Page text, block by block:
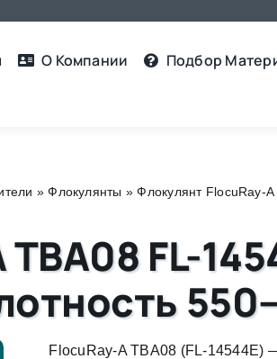
О Компании Подбор
»Флокулянты »Флокулянт FlocuRay-
FL-
FlocuRay-A TBA08 (FL-14544E)